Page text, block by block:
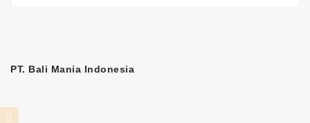
PT. Bali Mania Indonesia